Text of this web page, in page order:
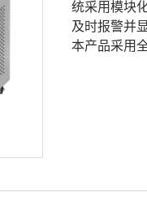
统采用模块
及时报警并
本产品采用